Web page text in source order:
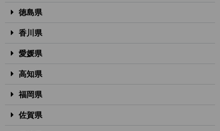
徳島県
香川県
愛媛県
高知県
福岡県
佐賀県